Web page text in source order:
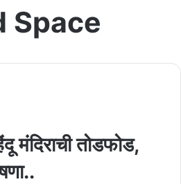
Space
मंदिराची तोडफोड,